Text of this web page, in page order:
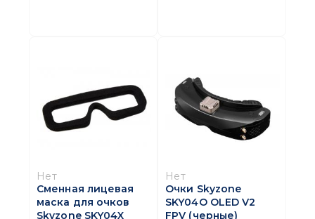
Нет
Сменная лицевая
маска для очков
Skyzone SKY04X
Нет
Очки Skyzone
SKY04O OLED V2
FPV (черные)